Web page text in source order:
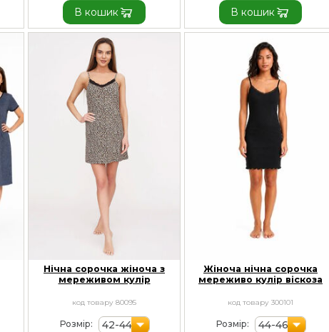
В кошик В кошик
Нічна сорочка жіноча з
мереживом кулір
код товару 80095
Розмір: 42-44
Жіноча нічна сорочка
мереживо кулір віскоза
код товару 300101
Розмір: 44-46